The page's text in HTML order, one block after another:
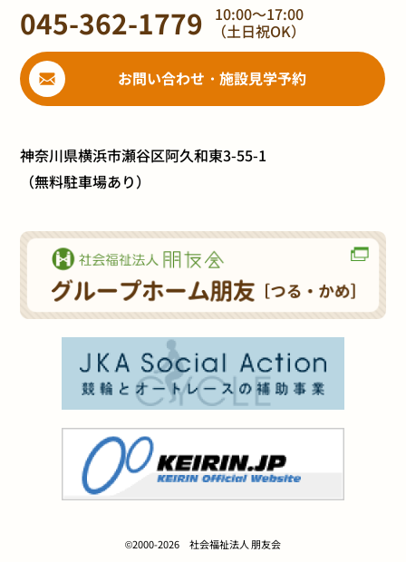
045-362-1779 10:00～17:00
（土日祝OK）
お問い合わせ・施設見学予約
神奈川県横浜市瀬谷区阿久和東3-55-1
（無料駐車場あり）
©2000-2026 社会福祉法人 朋友会